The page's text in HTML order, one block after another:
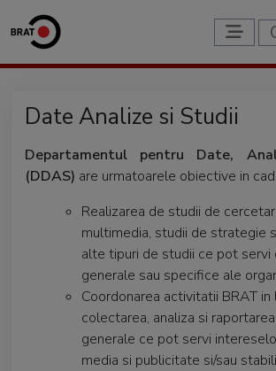
Date Analize si Studii
Departamentul pentru Date,
(DDAS) are urmatoarele obiective in
Realizarea de studii de
multimedia, studii de strategie
alte tipuri de studii ce pot
generale sau specifice ale
Coordonarea activitatii BRAT in
colectarea, analiza si
generale ce pot servi
media si publicitate si/sau